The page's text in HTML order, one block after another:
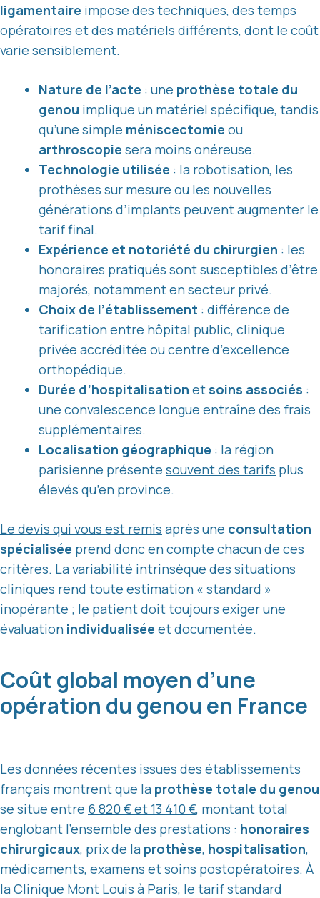
ligamentaire impose des techniques, des temps
opératoires et des matériels différents, dont le coût
varie sensiblement.
Nature de l’acte : une prothèse totale du
genou implique un matériel spécifique, tandis
qu’une simple méniscectomie ou
arthroscopie sera moins onéreuse.
Technologie utilisée : la robotisation, les
prothèses sur mesure ou les nouvelles
générations d’implants peuvent augmenter le
tarif final.
Expérience et notoriété du chirurgien : les
honoraires pratiqués sont susceptibles d’être
majorés, notamment en secteur privé.
Choix de l’établissement : différence de
tarification entre hôpital public, clinique
privée accréditée ou centre d’excellence
orthopédique.
Durée d’hospitalisation et soins associés :
une convalescence longue entraîne des frais
supplémentaires.
Localisation géographique : la région
parisienne présente souvent des tarifs plus
élevés qu’en province.
Le devis qui vous est remis après une consultation
spécialisée prend donc en compte chacun de ces
critères. La variabilité intrinsèque des situations
cliniques rend toute estimation « standard »
inopérante ; le patient doit toujours exiger une
évaluation individualisée et documentée.
Coût global moyen d’une
opération du genou en France
Les données récentes issues des établissements
français montrent que la prothèse totale du genou
se situe entre 6 820 € et 13 410 €, montant total
englobant l’ensemble des prestations : honoraires
chirurgicaux, prix de la prothèse, hospitalisation,
médicaments, examens et soins postopératoires. À
la Clinique Mont Louis à Paris, le tarif standard